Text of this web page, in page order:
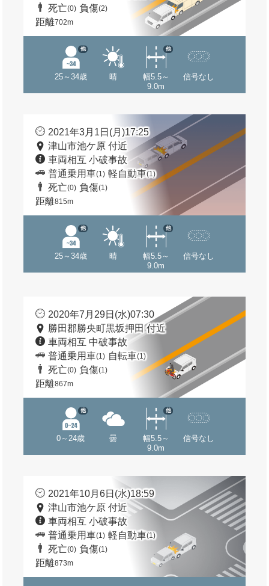
死亡(0) 負傷(2)
距離702m
25～34歳
他
晴
幅5.5～
9.0m
他
信号なし
2021年3月1日(月)17:25
津山市池ケ原 付近
車両相互 小破事故
普通乗用車(1) 軽自動車(1)
死亡(0) 負傷(1)
距離815m
25～34歳
他
晴
幅5.5～
9.0m
他
信号なし
2020年7月29日(水)07:30
勝田郡勝央町黒坂押田 付近
車両相互 中破事故
普通乗用車(1) 自転車(1)
死亡(0) 負傷(1)
距離867m
0～24歳
他
曇
幅5.5～
9.0m
他
信号なし
2021年10月6日(水)18:59
津山市池ケ原 付近
車両相互 小破事故
普通乗用車(1) 軽自動車(1)
死亡(0) 負傷(1)
距離873m